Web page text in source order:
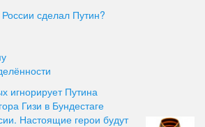
сделал Путин?
игнорирует Путина
Гизи в Бундестаге
Настоящие герои будут